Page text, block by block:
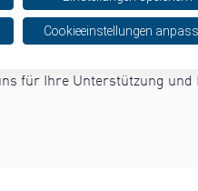
und tragen zu einer
bei.
für Ihre Unterstützung und
KUNDENPORTAL
Cookieeinstellungen